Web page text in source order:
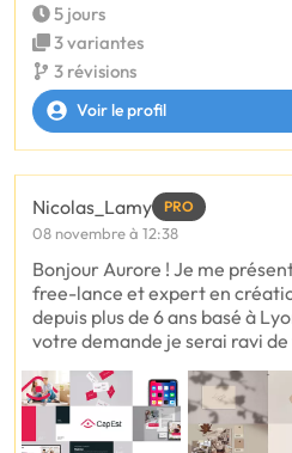
5 jours
3 variantes
3 révisions
Voir le profil
Nicolas_Lamy PRO
08 novembre à 12:38
Bonjour Aurore ! Je me
free-lance et expert en
depuis plus de 6 ans basé à
votre demande je serai ravi de